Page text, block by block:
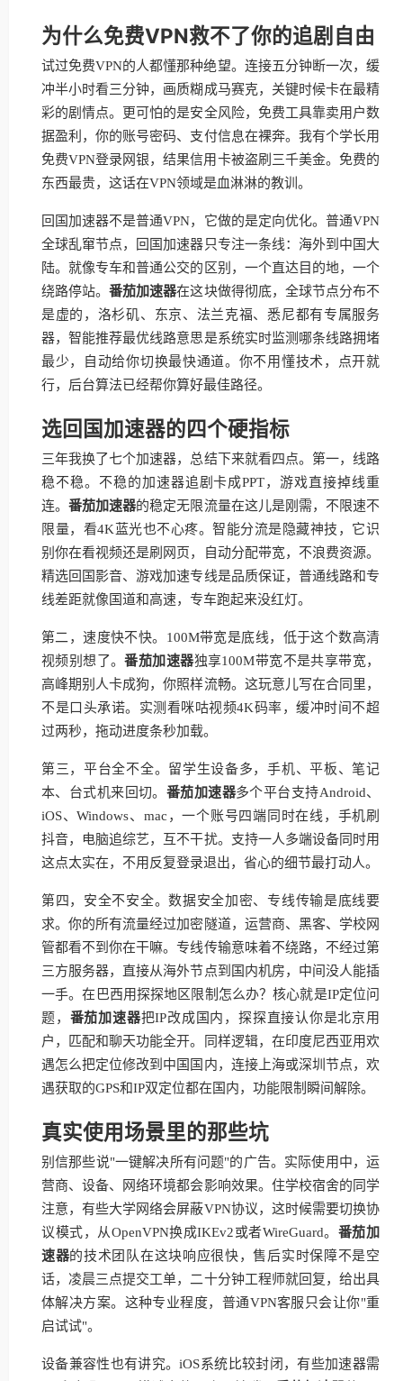
为什么免费VPN救不了你的追剧自由
试过免费VPN的人都懂那种绝望。连接五分钟断一次，缓
冲半小时看三分钟，画质糊成马赛克，关键时候卡在最精
彩的剧情点。更可怕的是安全风险，免费工具靠卖用户数
据盈利，你的账号密码、支付信息在裸奔。我有个学长用
免费VPN登录网银，结果信用卡被盗刷三千美金。免费的
东西最贵，这话在VPN领域是血淋淋的教训。
回国加速器不是普通VPN，它做的是定向优化。普通VPN
全球乱窜节点，回国加速器只专注一条线：海外到中国大
陆。就像专车和普通公交的区别，一个直达目的地，一个
绕路停站。番茄加速器在这块做得彻底，全球节点分布不
是虚的，洛杉矶、东京、法兰克福、悉尼都有专属服务
器，智能推荐最优线路意思是系统实时监测哪条线路拥堵
最少，自动给你切换最快通道。你不用懂技术，点开就
行，后台算法已经帮你算好最佳路径。
选回国加速器的四个硬指标
三年我换了七个加速器，总结下来就看四点。第一，线路
稳不稳。不稳的加速器追剧卡成PPT，游戏直接掉线重
连。番茄加速器的稳定无限流量在这儿是刚需，不限速不
限量，看4K蓝光也不心疼。智能分流是隐藏神技，它识
别你在看视频还是刷网页，自动分配带宽，不浪费资源。
精选回国影音、游戏加速专线是品质保证，普通线路和专
线差距就像国道和高速，专车跑起来没红灯。
第二，速度快不快。100M带宽是底线，低于这个数高清
视频别想了。番茄加速器独享100M带宽不是共享带宽，
高峰期别人卡成狗，你照样流畅。这玩意儿写在合同里，
不是口头承诺。实测看咪咕视频4K码率，缓冲时间不超
过两秒，拖动进度条秒加载。
第三，平台全不全。留学生设备多，手机、平板、笔记
本、台式机来回切。 番茄加速器多个平台支持Android、
iOS、Windows、mac，一个账号四端同时在线，手机刷
抖音，电脑追综艺，互不干扰。支持一人多端设备同时用
这点太实在，不用反复登录退出，省心的细节最打动人。
第四，安全不安全。数据安全加密、专线传输是底线要
求。你的所有流量经过加密隧道，运营商、黑客、学校网
管都看不到你在干嘛。专线传输意味着不绕路，不经过第
三方服务器，直接从海外节点到国内机房，中间没人能插
一手。在巴西用探探地区限制怎么办？核心就是IP定位问
题， 番茄加速器把IP改成国内，探探直接认你是北京用
户，匹配和聊天功能全开。同样逻辑，在印度尼西亚用欢
遇怎么把定位修改到中国国内，连接上海或深圳节点，欢
遇获取的GPS和IP双定位都在国内，功能限制瞬间解除。
真实使用场景里的那些坑
别信那些说"一键解决所有问题"的广告。实际使用中，运
营商、设备、网络环境都会影响效果。住学校宿舍的同学
注意，有些大学网络会屏蔽VPN协议，这时候需要切换协
议模式，从OpenVPN换成IKEv2或者WireGuard。 番茄加
速器的技术团队在这块响应很快，售后实时保障不是空
话，凌晨三点提交工单，二十分钟工程师就回复，给出具
体解决方案。这种专业程度，普通VPN客服只会让你"重
启试试"。
设备兼容性也有讲究。iOS系统比较封闭，有些加速器需